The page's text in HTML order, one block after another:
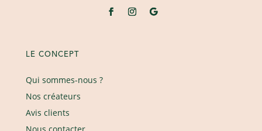
LE CONCEPT
Qui sommes-nous ?
Nos créateurs
Avis clients